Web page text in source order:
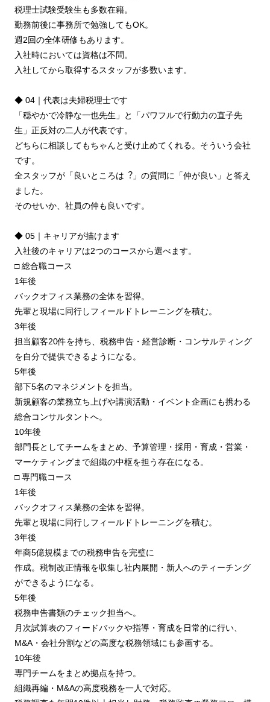
税理⼠試験受験⽣も多数在籍。
勤務前後に事務所で勉強してもOK。
週2回の全体研修もあります。
⼊社時においては資格は不問。
⼊社してから取得するスタッフが多数います。
◆ 04｜代表は夫婦税理⼠です
「穏やかで冷静な⼀也先⽣」と「パワフルで⾏動⼒の直⼦先
⽣」正反対の⼆⼈が代表です。
どちらに相談してもちゃんと受け⽌めてくれる。そういう会社
です。
全スタッフが「良いところは︖」の質問に「仲が良い」と答え
ました。
そのせいか、社員の仲も良いです。
◆ 05｜キャリアが描けます
⼊社後のキャリアは2つのコースから選べます。
□ 総合職コース
1年後
バックオフィス業務の全体を習得。
先輩と現場に同⾏しフィールドトレーニングを積む。
3年後
担当顧客20件を持ち、税務申告・経営診断・コンサルティング
を⾃分で提供できるようになる。
5年後
部下5名のマネジメントを担当。
新規顧客の業務⽴ち上げや講演活動・イベント企画にも携わる
総合コンサルタントへ。
10年後
部⾨⻑としてチームをまとめ、予算管理・採⽤・育成・営業・
マーケティングまで組織の中枢を担う存在になる。
□ 専⾨職コース
1年後
バックオフィス業務の全体を習得。
先輩と現場に同⾏しフィールドトレーニングを積む。
3年後
年商5億規模までの税務申告を完璧に
作成。税制改正情報を収集し社内展開・新⼈へのティーチング
ができるようになる。
5年後
税務申告書類のチェック担当へ。
⽉次試算表のフィードバックや指導・育成を⽇常的に⾏い、
M&A・会社分割などの⾼度な税務領域にも参画する。
10年後
専⾨チームをまとめ拠点を持つ。
組織再編・M&Aの⾼度税務を⼀⼈で対応。